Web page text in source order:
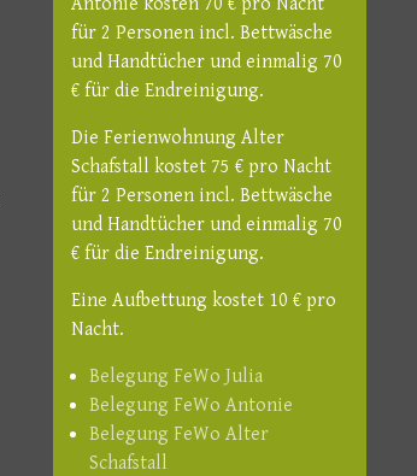
für 2 Personen incl. Bettwäsche
und Handtücher und einmalig 70
€ für die Endreinigung.
Die Ferienwohnung Alter
Schafstall kostet 75 € pro Nacht
für 2 Personen incl. Bettwäsche
und Handtücher und einmalig 70
€ für die Endreinigung.
Eine Aufbettung kostet 10 € pro
Nacht.
Belegung FeWo Julia
Belegung FeWo Antonie
Belegung FeWo Alter
Schafstall